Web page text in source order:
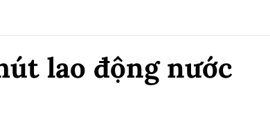
lao động nước